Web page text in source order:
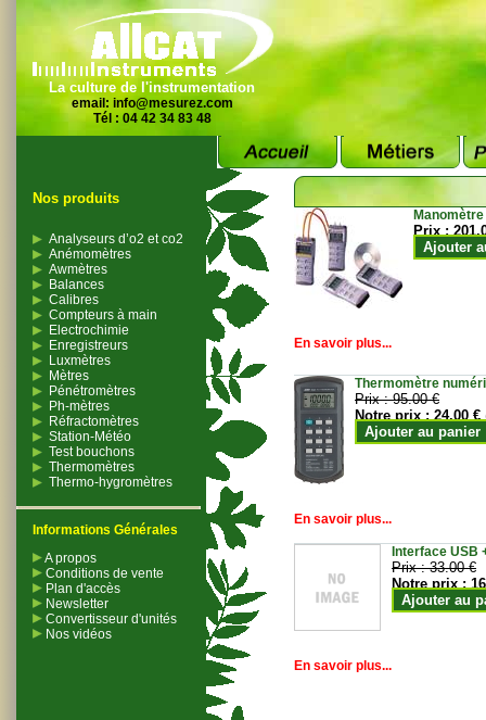
La culture de l'instrumentation
email: info@mesurez.com
Tél : 04 42 34 83 48
Nos produits
Analyseurs d’o2 et co2
Anémomètres
Awmètres
Balances
Calibres
Compteurs à main
Electrochimie
Enregistreurs
Luxmètres
Mètres
Pénétromètres
Ph-mètres
Réfractomètres
Station-Météo
Test bouchons
Thermomètres
Thermo-hygromètres
Informations Générales
A propos
Conditions de vente
Plan d'accès
Newsletter
Convertisseur d'unités
Nos vidéos
Prix :
Ajouter
En savoir plus...
Thermomètre
Prix :95.00 €
Notre prix :24.00 €
Ajouter au panier
En savoir plus...
Interface USB
Prix :33.00 €
Notre prix :
Ajouter au
En savoir plus...